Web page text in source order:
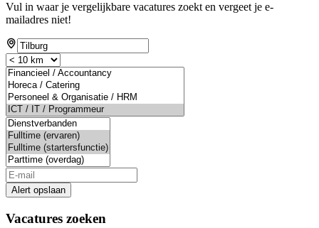
Vul in waar je vergelijkbare vacatures zoekt en vergeet je e-
mailadres niet!
Alert opslaan
Vacatures zoeken